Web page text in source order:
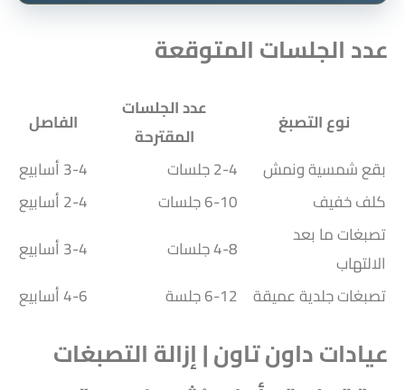
عدد الجلسات المتوقعة
نوع التصبغ
عدد الجلسات
المقترحة
الفاصل
بقع شمسية ونمش
2-4 جلسات
3-4 أسابيع
كلف خفيف
6-10 جلسات
2-4 أسابيع
تصبغات ما بعد
الالتهاب
4-8 جلسات
3-4 أسابيع
تصبغات جلدية عميقة 6-12 جلسة 4-6 أسابيع
عيادات داون تاون | إزالة التصبغات